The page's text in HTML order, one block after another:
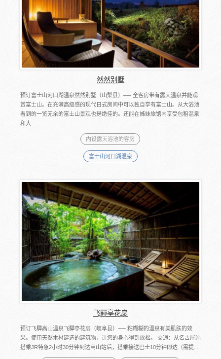
然然别墅
预订富士山河口湖温泉然然别墅（山梨县）── 全客房带有露天温泉并能观
赏富士山。在充满高级感的现代日式房间中可以独自享有富士山。从大浴池
看到的一览无余的富士山景观也是绝佳的。还能在姊妹旅馆内享受包租温泉
和大...
内设露天浴池的客房
富士山河口湖温泉
飞驒亭花扇
预订飞驒高山温泉飞驒亭花扇（岐阜县）── 粘糊糊的温泉有美肌肤的效
果。使用天然木材建造的建筑物，让您的身心得到放松。 交通：从名古屋站
搭乘JR特急2小时30分钟到达高山站后，搭乘接送巴士10分钟即达（需提...